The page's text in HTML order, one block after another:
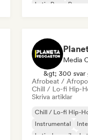
Latin Pop
Reggae
Media
&gt; 300 svar
Afrobeat /
Chill / Lo-fi Hip-
Skriva artiklar
Chill / Lo-fi Hip-
Instrumental
Latinsk musik